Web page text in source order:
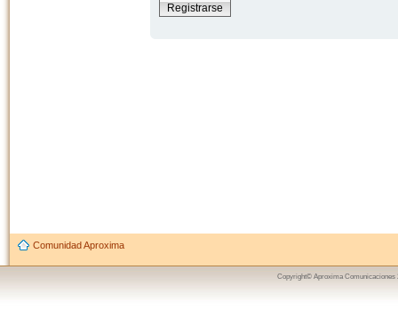
Registrarse
Comunidad Aproxima
Copyright© Aproxima Comunicaciones